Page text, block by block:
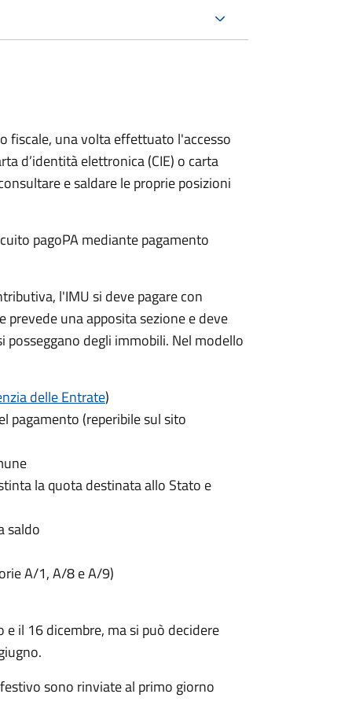
fiscale, una volta effettuato l'accesso
d’identità elettronica (CIE) o carta
e saldare le proprie posizioni
pagoPA mediante pagamento
l'IMU si deve pagarecon
prevede una apposita sezione e deve
posseggano degli immobili. Nel modello
delle Entrate)
pagamento (reperibile sul sito
la quota destinata allo Stato e
saldo
A/1, A/8 e A/9)
e il 16 dicembre, ma si può decidere
sono rinviate al primo giorno